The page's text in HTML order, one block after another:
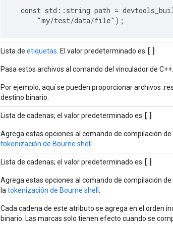
const std::string path =
Lista de etiquetas . El valor predeterminado es []
Pasa estos archivos al comando del vinculador de C++.
Por ejemplo, aquí se pueden proporcionar archivos
destino binario.
Lista de cadenas; el valor predeterminado es []
Agrega estas opciones al comando de compilación
tokenización de Bourne shell
Lista de cadenas; el valor predeterminado es []
Agrega estas opciones al comando de compilación
la tokenización de Bourne shell
Cada cadena de este atributo se agrega en el orden
binario. Las marcas solo tienen efecto cuando se